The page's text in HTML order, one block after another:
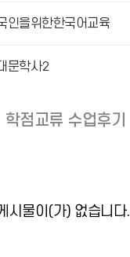
인을위한한국어교육
문학사2
시물이(가) 없습니다.
학점교류 수업후기